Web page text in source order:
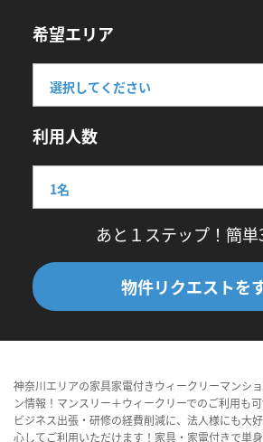
希望エリア
利用人数
あと１ステップ！簡単
物件リクエストを
神奈川エリアの家具家電付きウィークリーマンシ
ン情報！マンスリー＋ウィークリーでのご利用も
ビジネス出張・研修の経費削減に、法人様にも大
心してご利用いただけます！家具・家電付きで単身